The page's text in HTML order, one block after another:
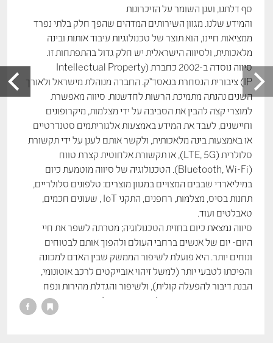
סף דלתנו, וענן השומר על הזיכרונות
והמידע שלנו. מגוון השירותים המדהים שהפך חלק בלתי נפרד
ממציאות חיינו, הוא תוצר של טכנולוגיות עיבוד אותות ובינה
מלאכותית, ולסיווה הישראלית יש חלק גדול בהתפתחות זו.
סיווה נוסדה ב-2002 כחברת Intellectual Property)
IP) ציבורית הנסחרת בנאסד"ק. החברה מנוהלת מישראל ולאורך
השנים נהנתה מתמיכת הרשות לחדשנות. סיווה מאפשרת
למוצרי קצה להבין את הסביבה על ידי מצלמות, מיקרופונים
וחיישנים, לעבד את המידע באמצעות אלגוריתמים סטנדרטיים
או באמצעות בינה מלאכותית, ולקשר אותם לענן על ידי תקשורת
סלולרית (LTE, 5G), או תקשורת אלחוטית קצרת טווח
(Bluetooth, Wi-Fi). הטכנולוגיה של סיווה מוטמעת כיום
במיליארדי שבבים המצויים במגוון מוצרים: טלפונים סלולריים,
תחנות בסיס, מצלמות, רחפנים, התקני IoT , שעונים חכמים,
טאבלטים ועוד.
סיווה נמצאת כיום בחזית הטכנולוגיה; מטרתה לשפר את חיי
היום- יום של אנשים ברחבי העולם ולהפוך אותם לבטוחים
ונוחים יותר. היא פועלת לשיפור הממשק שבין האדם למכונה
והפיכתו לטבעי יותר (למשל זיהוי אובייקטים לרכב אוטונומי,
הבנת דיבור להפעלה קולית), ולשיפור והגדלת מהירות ונפח
התקשורת בין התקני קצה לנקודות גישה ולענן.
החדשנות במוצריה של סיווה מתמקדת ביכולת עיבוד מתקדמת